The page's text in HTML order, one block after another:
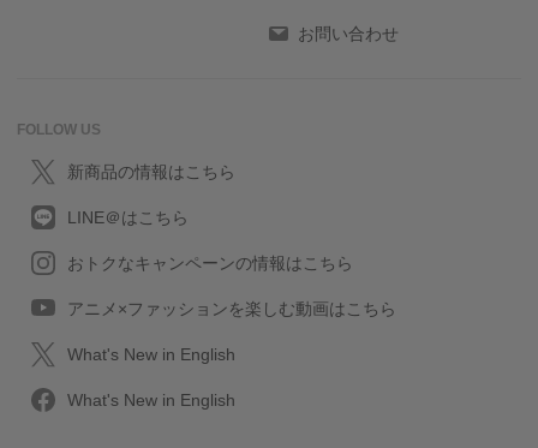
お問い合わせ
FOLLOW US
新商品の情報はこちら
LINE＠はこちら
おトクなキャンペーンの情報はこちら
アニメ×ファッションを楽しむ動画はこちら
What's New in English
What's New in English